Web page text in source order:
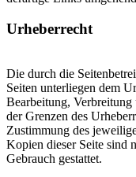
Urheberrecht
Die durch die
Seiten unterliegen dem
Bearbeitung,
der Grenzen des
Zustimmung des
Kopien dieser Seite sind
Gebrauch gestattet.